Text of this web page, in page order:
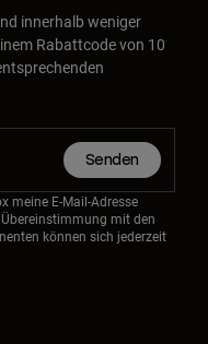
innerhalb weniger
Rabattcode von 10
Senden
meine E-Mail-Adresse
mit den
können sich jederzeit